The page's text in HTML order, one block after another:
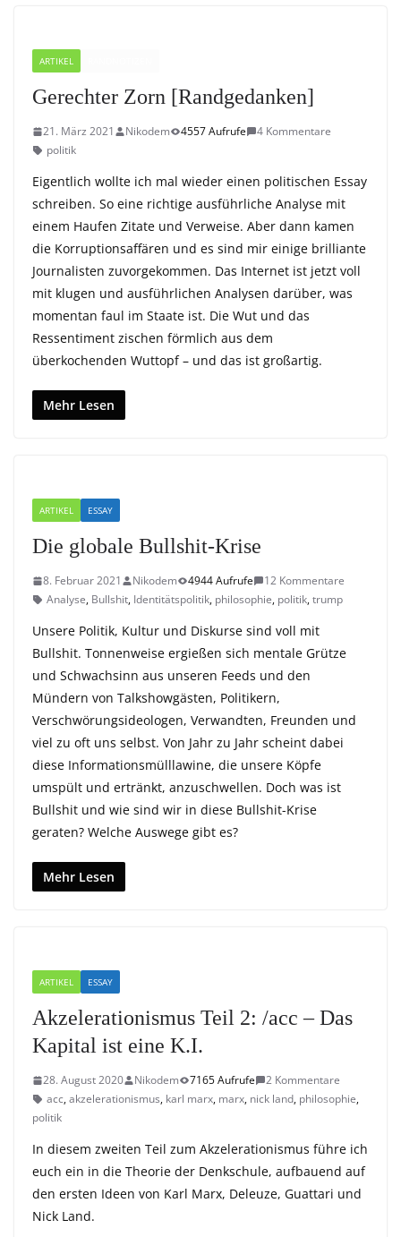
ARTIKEL
Gerechter Zorn [Randgedanken]
21. März 2021 Nikodem 4557 Aufrufe
4 Kommentare
politik
Eigentlich wollte ich mal wieder einen politischen Essay
schreiben. So eine richtige ausführliche Analyse mit
einem Haufen Zitate und Verweise. Aber dann kamen
die Korruptionsaffären und es sind mir einige brilliante
Journalisten zuvorgekommen. Das Internet ist jetzt voll
mit klugen und ausführlichen Analysen darüber, was
momentan faul im Staate ist. Die Wut und das
Ressentiment zischen förmlich aus dem
überkochenden Wuttopf – und das ist großartig.
Mehr Lesen
ARTIKEL ESSAY
Die globale Bullshit-Krise
8. Februar 2021 Nikodem 4944 Aufrufe
12 Kommentare
Analyse, Bullshit, Identitätspolitik, philosophie, politik,trump
Unsere Politik, Kultur und Diskurse sind voll mit
Bullshit. Tonnenweise ergießen sich mentale Grütze
und Schwachsinn aus unseren Feeds und den
Mündern von Talkshowgästen, Politikern,
Verschwörungsideologen, Verwandten, Freunden und
viel zu oft uns selbst. Von Jahr zu Jahr scheint dabei
diese Informationsmülllawine, die unsere Köpfe
umspült und ertränkt, anzuschwellen. Doch was ist
Bullshit und wie sind wir in diese Bullshit-Krise
geraten? Welche Auswege gibt es?
Mehr Lesen
ARTIKEL ESSAY
Akzelerationismus Teil 2: /acc – Das
Kapital ist eine K.I.
28. August 2020 Nikodem 7165 Aufrufe
2 Kommentare
acc,akzelerationismus, karl marx, marx, nick land, philosophie,
politik
In diesem zweiten Teil zum Akzelerationismus führe ich
euch ein in die Theorie der Denkschule, aufbauend auf
den ersten Ideen von Karl Marx, Deleuze, Guattari und
Nick Land.